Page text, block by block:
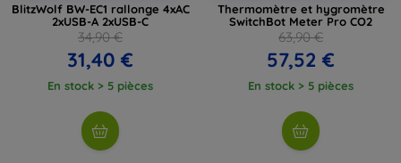
BlitzWolf BW-EC1 rallonge 4xAC
2xUSB-A 2xUSB-C
34,90 €
31,40 €
En stock > 5 pièces
Thermomètre et hygromètre
SwitchBot Meter Pro CO2
63,90 €
57,52 €
En stock > 5 pièces